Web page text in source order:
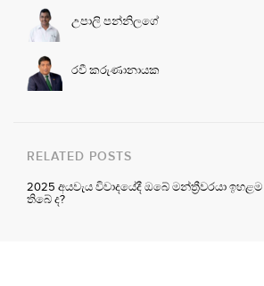
උපාලි පන්නිලගේ
රවී කරුණානායක
RELATED POSTS
2025 අයවැය විවාදයේදී ඔබේ මන්ත්‍රීවරයා
තිබේ ද?